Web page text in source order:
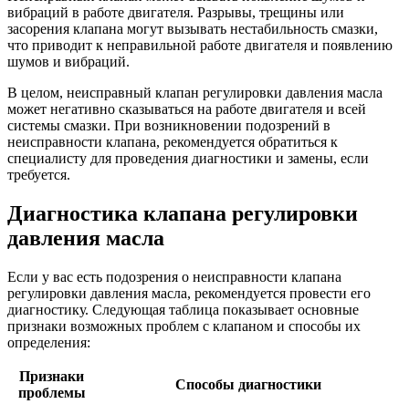
вибраций в работе двигателя. Разрывы, трещины или
засорения клапана могут вызывать нестабильность смазки,
что приводит к неправильной работе двигателя и появлению
шумов и вибраций.
В целом, неисправный клапан регулировки давления масла
может негативно сказываться на работе двигателя и всей
системы смазки. При возникновении подозрений в
неисправности клапана, рекомендуется обратиться к
специалисту для проведения диагностики и замены, если
требуется.
Диагностика клапана регулировки
давления масла
Если у вас есть подозрения о неисправности клапана
регулировки давления масла, рекомендуется провести его
диагностику. Следующая таблица показывает основные
признаки возможных проблем с клапаном и способы их
определения:
Признаки
проблемы
Способы диагностики